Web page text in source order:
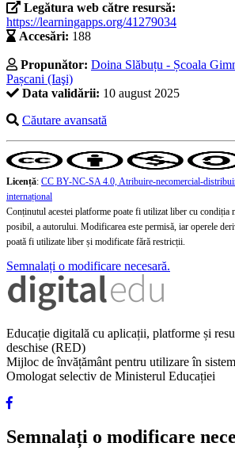
Legătura web către resursă:
https://learningapps.org/41279034
Accesări: 188
Propunător: Doina Slăbuțu - Școala
Pașcani (Iaşi)
Data validării: 10 august 2025
Căutare avansată
Licență: CC BY-NC-SA 4.0, Atribuire-necomercial-
internațional
Conținutul acestei platforme poate fi utilizat liber cu condiția
posibil, a autorului. Modificarea este permisă, iar operele
poată fi utilizate liber și modificate fără restricții.
Semnalați o modificare necesară.
Educație digitală cu aplicații, platforme și
deschise (RED)
Mijloc de învățământ pentru utilizare în
Omologat selectiv de Ministerul Educației
Semnalați o modificare